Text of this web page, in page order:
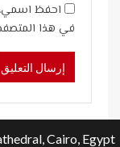
احفظ اسمي،
في هذا
Cairo, Egypt